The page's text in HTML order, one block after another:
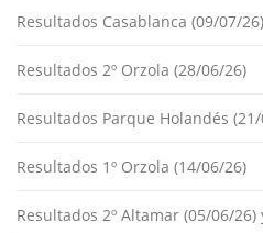
Resultados Casablanca (09/07/26)
Resultados 2º Orzola (28/06/26)
Resultados Parque Holandés
Resultados 1º Orzola (14/06/26)
Resultados 2º Altamar (05/06/